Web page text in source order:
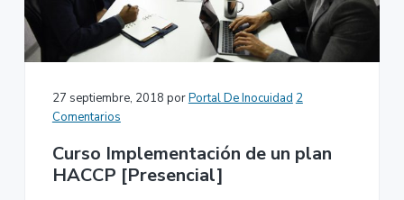
27 septiembre, 2018 porPortal De Inocuidad 2
Comentarios
Curso Implementación de un plan
HACCP [Presencial]